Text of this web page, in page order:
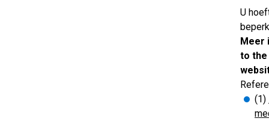
U
Meer
to the
(1)